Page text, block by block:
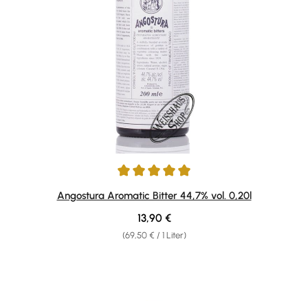
Durchschnittliche Bewertung von 4.94 von 5 Sternen
Angostura Aromatic Bitter 44,7% vol. 0,20l
(69,50 € / 1 Liter)
Regulärer Preis:
13,90 €